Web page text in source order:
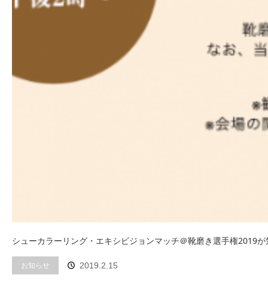
シューカラーリング・エキシビジョンマッチ＠靴磨き選手権2019
お知らせ 2019.2.15